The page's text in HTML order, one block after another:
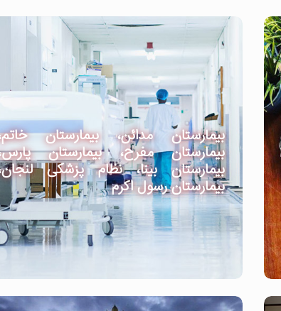
بیمارستان مدائن، بیمارستان
بیمارستان مفرح، بیمارستان
بیمارستان بینا، نظام پزشکی
بیمارستان رسول اکرم